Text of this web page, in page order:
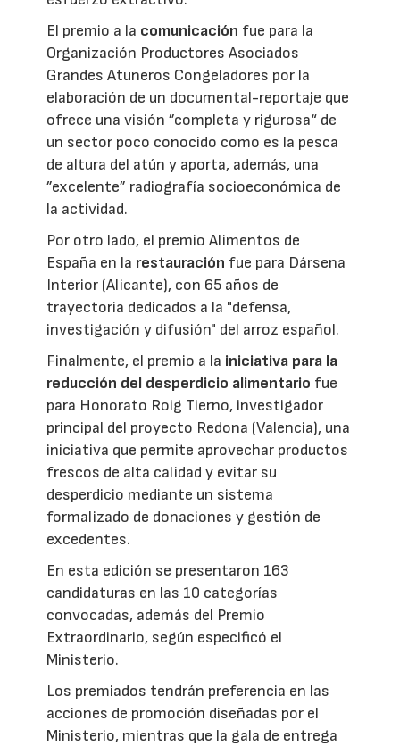
El premio a la comunicación fue para la
Organización Productores Asociados
Grandes Atuneros Congeladores por la
elaboración de un documental-reportaje que
ofrece una visión ”completa y rigurosa“ de
un sector poco conocido como es la pesca
de altura del atún y aporta, además, una
”excelente” radiografía socioeconómica de
la actividad.
Por otro lado, el premio Alimentos de
España en la restauración fue para Dársena
Interior (Alicante), con 65 años de
trayectoria dedicados a la "defensa,
investigación y difusión" del arroz español.
Finalmente, el premio a la iniciativa para la
reducción del desperdicio alimentario fue
para Honorato Roig Tierno, investigador
principal del proyecto Redona (Valencia), una
iniciativa que permite aprovechar productos
frescos de alta calidad y evitar su
desperdicio mediante un sistema
formalizado de donaciones y gestión de
excedentes.
En esta edición se presentaron 163
candidaturas en las 10 categorías
convocadas, además del Premio
Extraordinario, según especificó el
Ministerio.
Los premiados tendrán preferencia en las
acciones de promoción diseñadas por el
Ministerio, mientras que la gala de entrega